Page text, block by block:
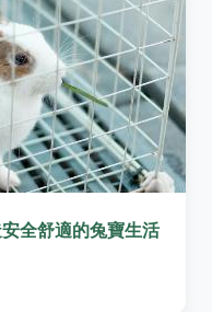
全舒適的兔寶生活